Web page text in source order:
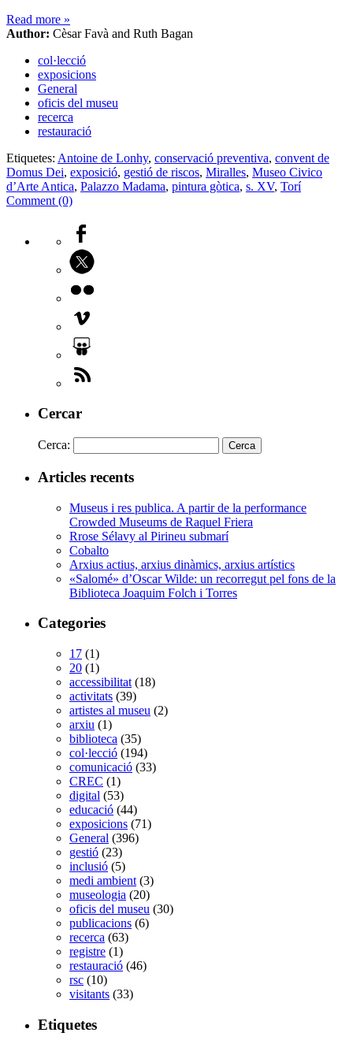
Read more »
Author: Cèsar Favà and Ruth Bagan
col·lecció
exposicions
General
oficis del museu
recerca
restauració
Etiquetes: Antoine de Lonhy, conservació preventiva, convent de
Domus Dei, exposició, gestió de riscos, Miralles, Museo Civico
d’Arte Antica, Palazzo Madama, pintura gòtica, s. XV, Torí
Comment (0)
Cercar
Cerca:
Articles recents
Museus i res publica. A partir de la performance
Crowded Museums de Raquel Friera
Rrose Sélavy al Pirineu submarí
Cobalto
Arxius actius, arxius dinàmics, arxius artístics
«Salomé» d’Oscar Wilde: un recorregut pel fons de la
Biblioteca Joaquim Folch i Torres
Categories
17 (1)
20 (1)
accessibilitat (18)
activitats (39)
artistes al museu (2)
arxiu (1)
biblioteca (35)
col·lecció (194)
comunicació (33)
CREC (1)
digital (53)
educació (44)
exposicions (71)
General (396)
gestió (23)
inclusió (5)
medi ambient (3)
museologia (20)
oficis del museu (30)
publicacions (6)
recerca (63)
registre (1)
restauració (46)
rsc (10)
visitants (33)
Etiquetes